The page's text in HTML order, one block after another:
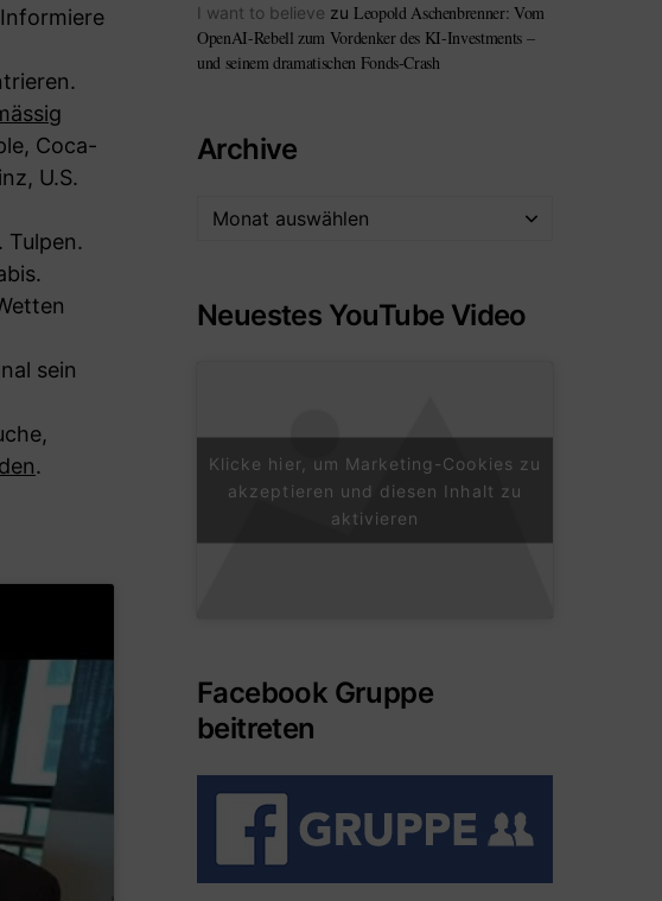
Coca-
U.S.
Tulpen.
sein
.
I want to believe zu Leopold Aschenbrenner: Vom
OpenAI-Rebell zum Vordenker des KI-Investments –
und seinem dramatischen Fonds-Crash
Archive
Neuestes YouTube Video
Klicke hier, um Marketing-Cookies zu
akzeptieren und diesen Inhalt zu
aktivieren
Facebook Gruppe
beitreten